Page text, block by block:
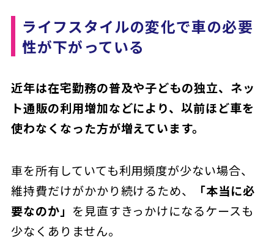
ライフスタイルの変化で車の必要
性が下がっている
近年は在宅勤務の普及や子どもの独立、ネッ
ト通販の利用増加などにより、以前ほど車を
使わなくなった方が増えています。
車を所有していても利用頻度が少ない場合、
維持費だけがかかり続けるため、
「本当に必
要なのか」 を見直すきっかけになるケースも
少なくありません。